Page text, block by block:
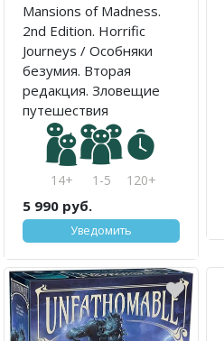
Mansions of Madness.
2nd Edition. Horrific
Journeys / Особняки
безумия. Вторая
редакция. Зловещие
путешествия
14+ 1-5 120+
5 990 руб.
Уведомить